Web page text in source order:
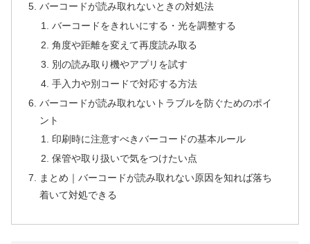
バーコードが読み取れないときの対処法
バーコードをきれいにする・光を調整する
角度や距離を変えて再度読み取る
別の読み取り機やアプリを試す
手入力や別コードで対応する方法
バーコードが読み取れないトラブルを防ぐためのポイ
ント
印刷時に注意すべきバーコードの基本ルール
保管や取り扱いで気をつけたい点
まとめ｜バーコードが読み取れない原因を知れば落ち
着いて対処できる